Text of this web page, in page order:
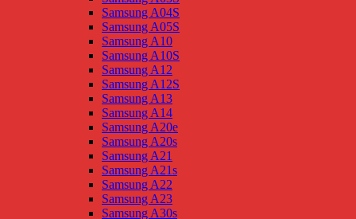
Samsung A04S
Samsung A05S
Samsung A10
Samsung A10S
Samsung A12
Samsung A12S
Samsung A13
Samsung A14
Samsung A20e
Samsung A20s
Samsung A21
Samsung A21s
Samsung A22
Samsung A23
Samsung A30s